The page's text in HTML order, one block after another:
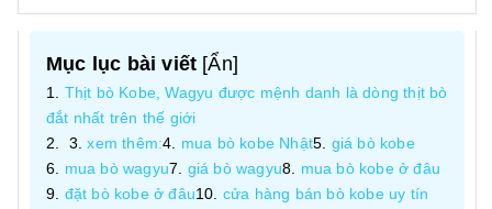
Mục lục bài viết [Ẩn]
Thịt bò Kobe, Wagyu được mệnh danh là dòng thịt bò
đắt nhất trên thế giới
xem thêm:
mua bò kobe Nhật
giá bò kobe
mua bò wagyu
giá bò wagyu
mua bò kobe ở đâu
đặt bò kobe ở đâu
cửa hàng bán bò kobe uy tín